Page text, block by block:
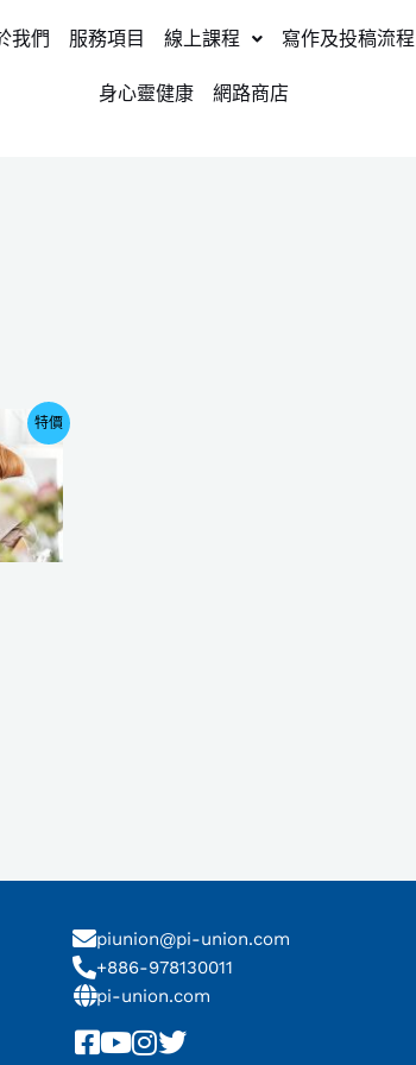
我們 服務項目 線上課程
寫作及投稿流程
身心靈健康
網路商店
特價
piunion@pi-union.com
+886-978130011
pi-union.com